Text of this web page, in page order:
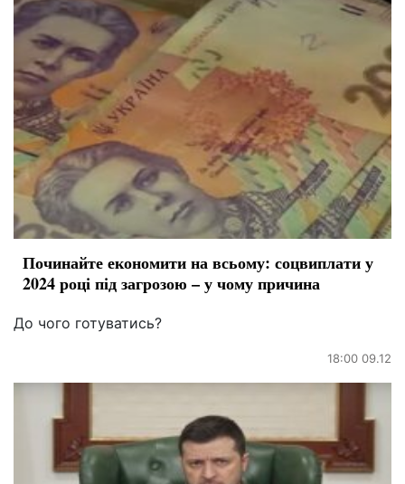
Починайте економити на всьому: соцвиплати у
2024 році під загрозою – у чому причина
До чого готуватись?
18:00 09.12